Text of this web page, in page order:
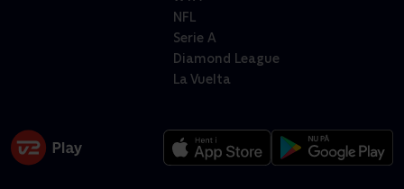
NFL
Serie A
Diamond League
La Vuelta